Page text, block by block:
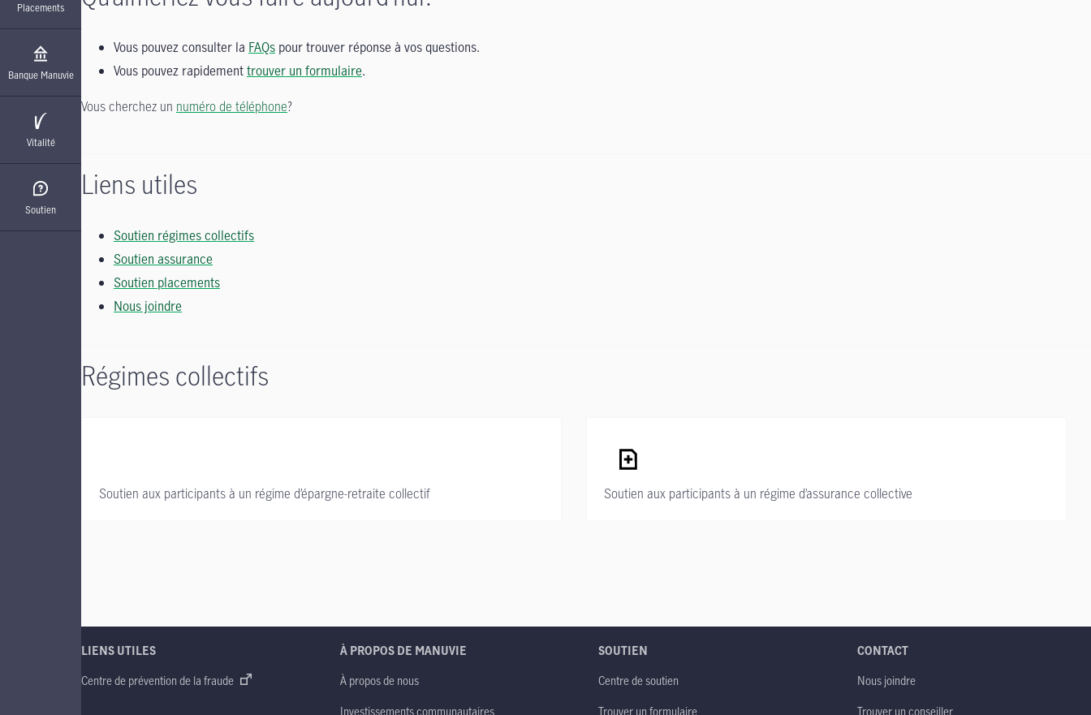
Placements
Banque Manuvie
Vitalité
Soutien
Vous pouvez consulter la FAQs pour trouver réponse à vos questions.
Vous pouvez rapidementtrouver un formulaire.
Vous cherchez un numéro de téléphone?
Liens utiles
Soutien régimes collectifs
Soutien assurance
Soutien placements
Nous joindre
Régimes collectifs
Soutien aux participants à un régime d’épargne-retraite collectif Soutien aux participants à un régime d’assurance collective
LIENS UTILES
Centre de prévention de la fraude
À PROPOS DE MANUVIE
À propos de nous
Investissements communautaires
SOUTIEN
Centre de soutien
Trouver un formulaire
CONTACT
Nous joindre
Trouver un conseiller